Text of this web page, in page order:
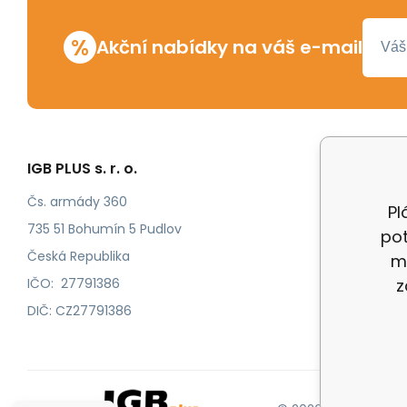
% Akční nabídky na váš e-mail
IGB PLUS s. r. o.
Čs. armády 360
735 51 Bohumín 5 Pudlov
Česká Republika
IČO: 27791386
DIČ: CZ27791386
Katalog